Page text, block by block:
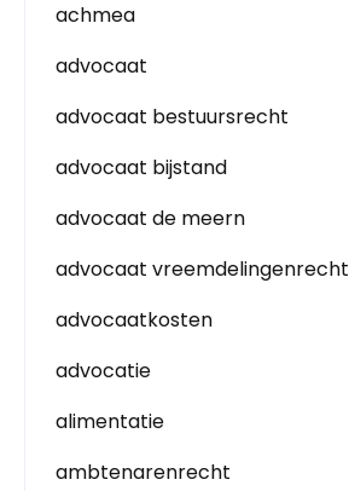
achmea
advocaat
advocaat bestuursrecht
advocaat bijstand
advocaat de meern
advocaat vreemdelingenrecht
advocaatkosten
advocatie
alimentatie
ambtenarenrecht